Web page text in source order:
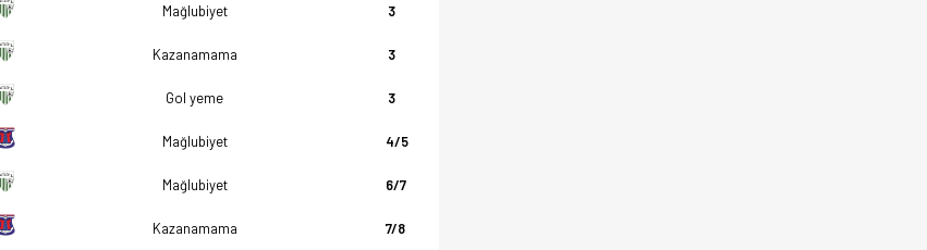
Mağlubiyet 3
Kazanamama 3
Gol yeme 3
Mağlubiyet 4/5
Mağlubiyet 6/7
Kazanamama 7/8